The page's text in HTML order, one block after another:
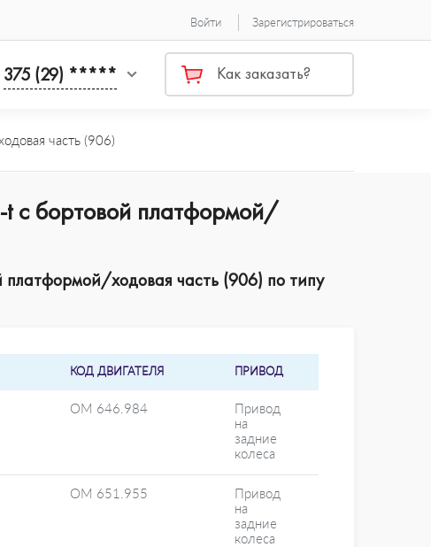
Войти Зарегистрироваться
375 (29) ***** Как заказать?
часть (906)
t c бортовой платформой/
платформой/ходовая часть (906) по типу
КОД ДВИГАТЕЛЯ ПРИВОД
OM 646.984
Привод
на
задние
колеса
OM 651.955
Привод
на
задние
колеса